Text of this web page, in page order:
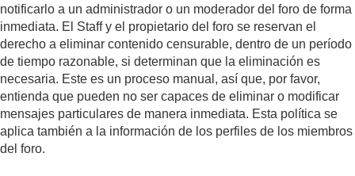
notificarlo a un administrador o un moderador del foro de forma
inmediata. El Staff y el propietario del foro se reservan el
derecho a eliminar contenido censurable, dentro de un período
de tiempo razonable, si determinan que la eliminación es
necesaria. Este es un proceso manual, así que, por favor,
entienda que pueden no ser capaces de eliminar o modificar
mensajes particulares de manera inmediata. Esta política se
aplica también a la información de los perfiles de los miembros
del foro.